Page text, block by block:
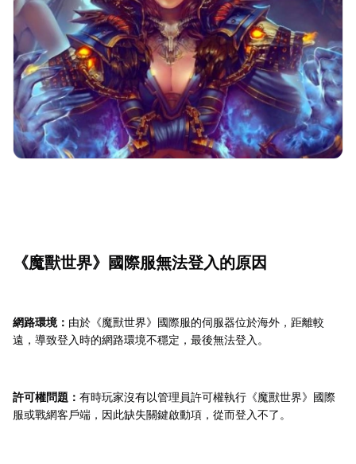
《魔獸世界》國際服無法登入的原因
網路環境： 由於《魔獸世界》國際服的伺服器位於海外，距離較
遠，導致登入時的網路環境不穩定，最後無法登入。
許可權問題： 有時玩家沒有以管理員許可權執行《魔獸世界》國際
服或戰網客戶端，因此缺失關鍵啟動項，從而登入不了。